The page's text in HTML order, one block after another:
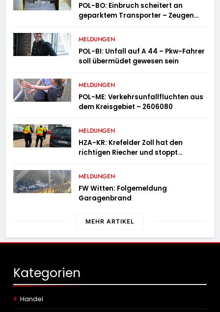
POL-BO: Einbruch scheitert an
geparktem Transporter – Zeugen
MELDUNGEN
POL-BI: Unfall auf A 44 – Pkw-Fahrer
soll übermüdet gewesen sein
MELDUNGEN
POL-ME: Verkehrsunfallfluchten aus
dem Kreisgebiet – 2606080
MELDUNGEN
HZA-KR: Krefelder Zoll hat den
richtigen Riecher und stoppt
MELDUNGEN
FW Witten: Folgemeldung
Garagenbrand
MEHR ARTIKEL
Kategorien
Handel